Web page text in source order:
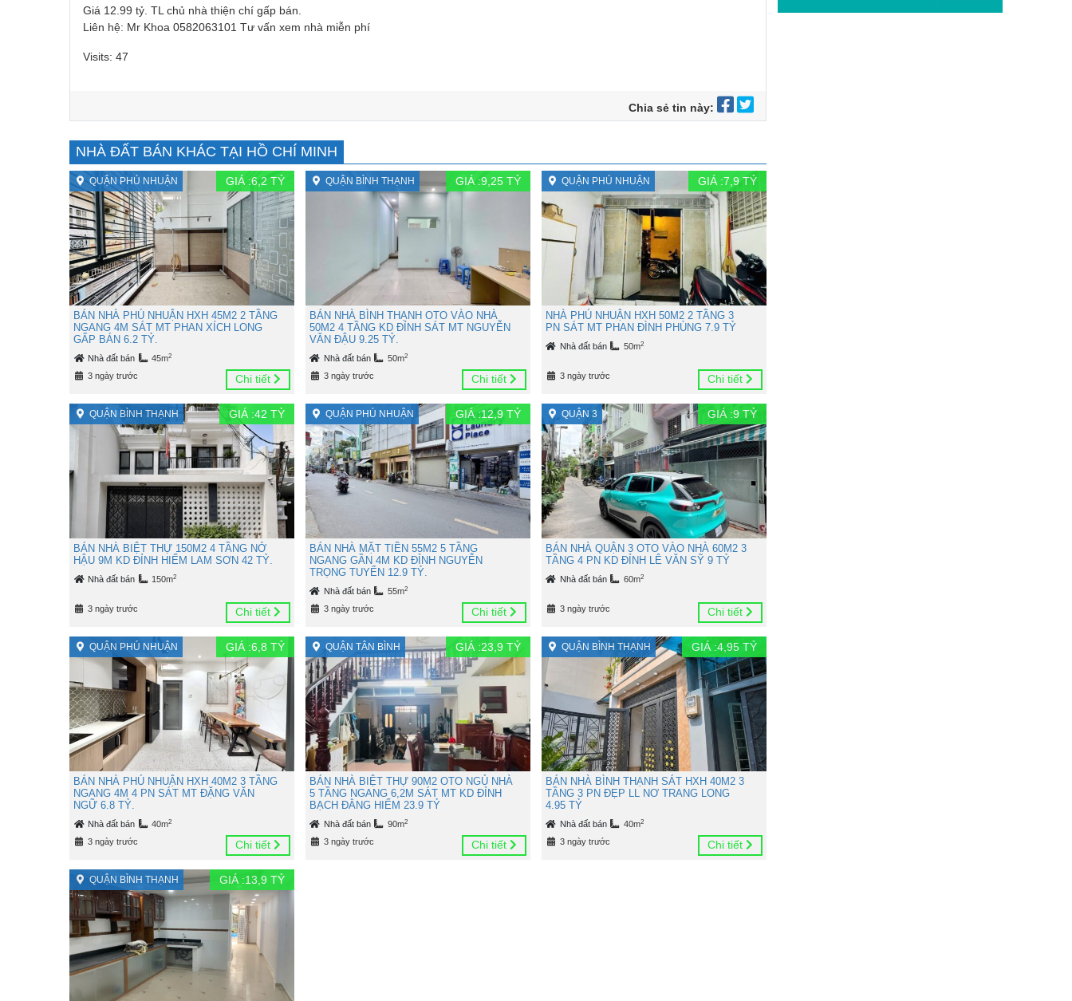
Giá 12.99 tỷ. TL chủ nhà thiện chí gấp bán.
Liên hệ: Mr Khoa 0582063101 Tư vấn xem nhà miễn phí
Visits: 47
Chia sẻ tin này:
NHÀ ĐẤT BÁN KHÁC TẠI HỒ CHÍ MINH
QUẬN PHÚ NHUẬN GIÁ :6,2 TỶ
BÁN NHÀ PHÚ NHUẬN HXH 45M2 2 TẦNG
NGANG 4M SÁT MT PHAN XÍCH LONG
GẤP BÁN 6.2 TỶ.
Nhà đất bán 45m2
3 ngày trước Chi tiết
QUẬN BÌNH THẠNH GIÁ :9,25TỶ
BÁN NHÀ BÌNH THẠNH OTO VÀO NHÀ
50M2 4 TẦNG KD ĐỈNH SÁT MT NGUYỄN
VĂN ĐẬU 9.25 TỶ.
Nhà đất bán 50m2
3 ngày trước Chi tiết
QUẬN PHÚ NHUẬN GIÁ :7,9TỶ
NHÀ PHÚ NHUẬN HXH 50M2 2 TẦNG 3
PN SÁT MT PHAN ĐÌNH PHÙNG 7.9 TỶ
Nhà đất bán 50m2
3 ngày trước Chi tiết
QUẬN BÌNH THẠNH GIÁ :42 TỶ
BÁN NHÀ BIỆT THỰ 150M2 4 TẦNG NỞ
HẬU 9M KD ĐỈNH HIẾM LAM SƠN 42 TỶ.
Nhà đất bán 150m2
3 ngày trước Chi tiết
QUẬN PHÚ NHUẬN GIÁ :12,9 TỶ
BÁN NHÀ MẶT TIỀN 55M2 5 TẦNG
NGANG GẦN 4M KD ĐỈNH NGUYỄN
TRỌNG TUYỂN 12.9 TỶ.
Nhà đất bán 55m2
3 ngày trước Chi tiết
QUẬN 3 GIÁ :9TỶ
BÁN NHÀ QUẬN 3 OTO VÀO NHÀ 60M2 3
TẦNG 4 PN KD ĐỈNH LÊ VĂN SỸ 9 TỶ
Nhà đất bán 60m2
3 ngày trước Chi tiết
QUẬN PHÚ NHUẬN GIÁ :6,8 TỶ
BÁN NHÀ PHÚ NHUẬN HXH 40M2 3 TẦNG
NGANG 4M 4 PN SÁT MT ĐẶNG VĂN
NGỮ 6.8 TỶ.
Nhà đất bán 40m2
3 ngày trước Chi tiết
QUẬN TÂN BÌNH GIÁ :23,9 TỶ
BÁN NHÀ BIỆT THỰ 90M2 OTO NGỦ NHÀ
5 TẦNG NGANG 6,2M SÁT MT KD ĐỈNH
BẠCH ĐẰNG HIẾM 23.9 TỶ
Nhà đất bán 90m2
3 ngày trước Chi tiết
QUẬN BÌNH THẠNH GIÁ :4,95TỶ
BÁN NHÀ BÌNH THẠNH SÁT HXH 40M2 3
TẦNG 3 PN ĐẸP LL NƠ TRANG LONG
4.95 TỶ
Nhà đất bán 40m2
3 ngày trước Chi tiết
QUẬN BÌNH THẠNH GIÁ :13,9 TỶ